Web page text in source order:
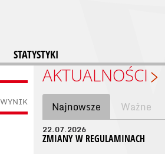
STATYSTYKI
WYNIK
AKTUALNOŚCI
Najnowsze Ważne
22.07.2026
ZMIANY W REGULAMINACH